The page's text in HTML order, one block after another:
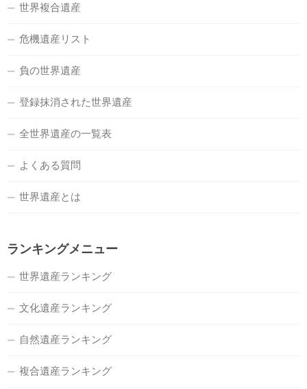
世界複合遺産
危機遺産リスト
負の世界遺産
登録抹消された世界遺産
全世界遺産の一覧表
よくある質問
世界遺産とは
ランキングメニュー
世界遺産ランキング
文化遺産ランキング
自然遺産ランキング
複合遺産ランキング